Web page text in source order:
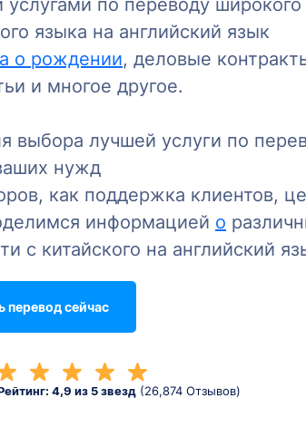
по переводу широкого
языка на английский язык
о рождении, деловые
и многое другое.
лучшей услуги по
нужд
как поддержка клиентов,
информацией о
с китайского на английский
перевод сейчас
4,9 из 5 звезд (26,874 Отзывов)